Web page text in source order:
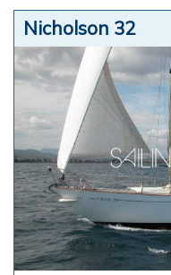
Nicholson 32